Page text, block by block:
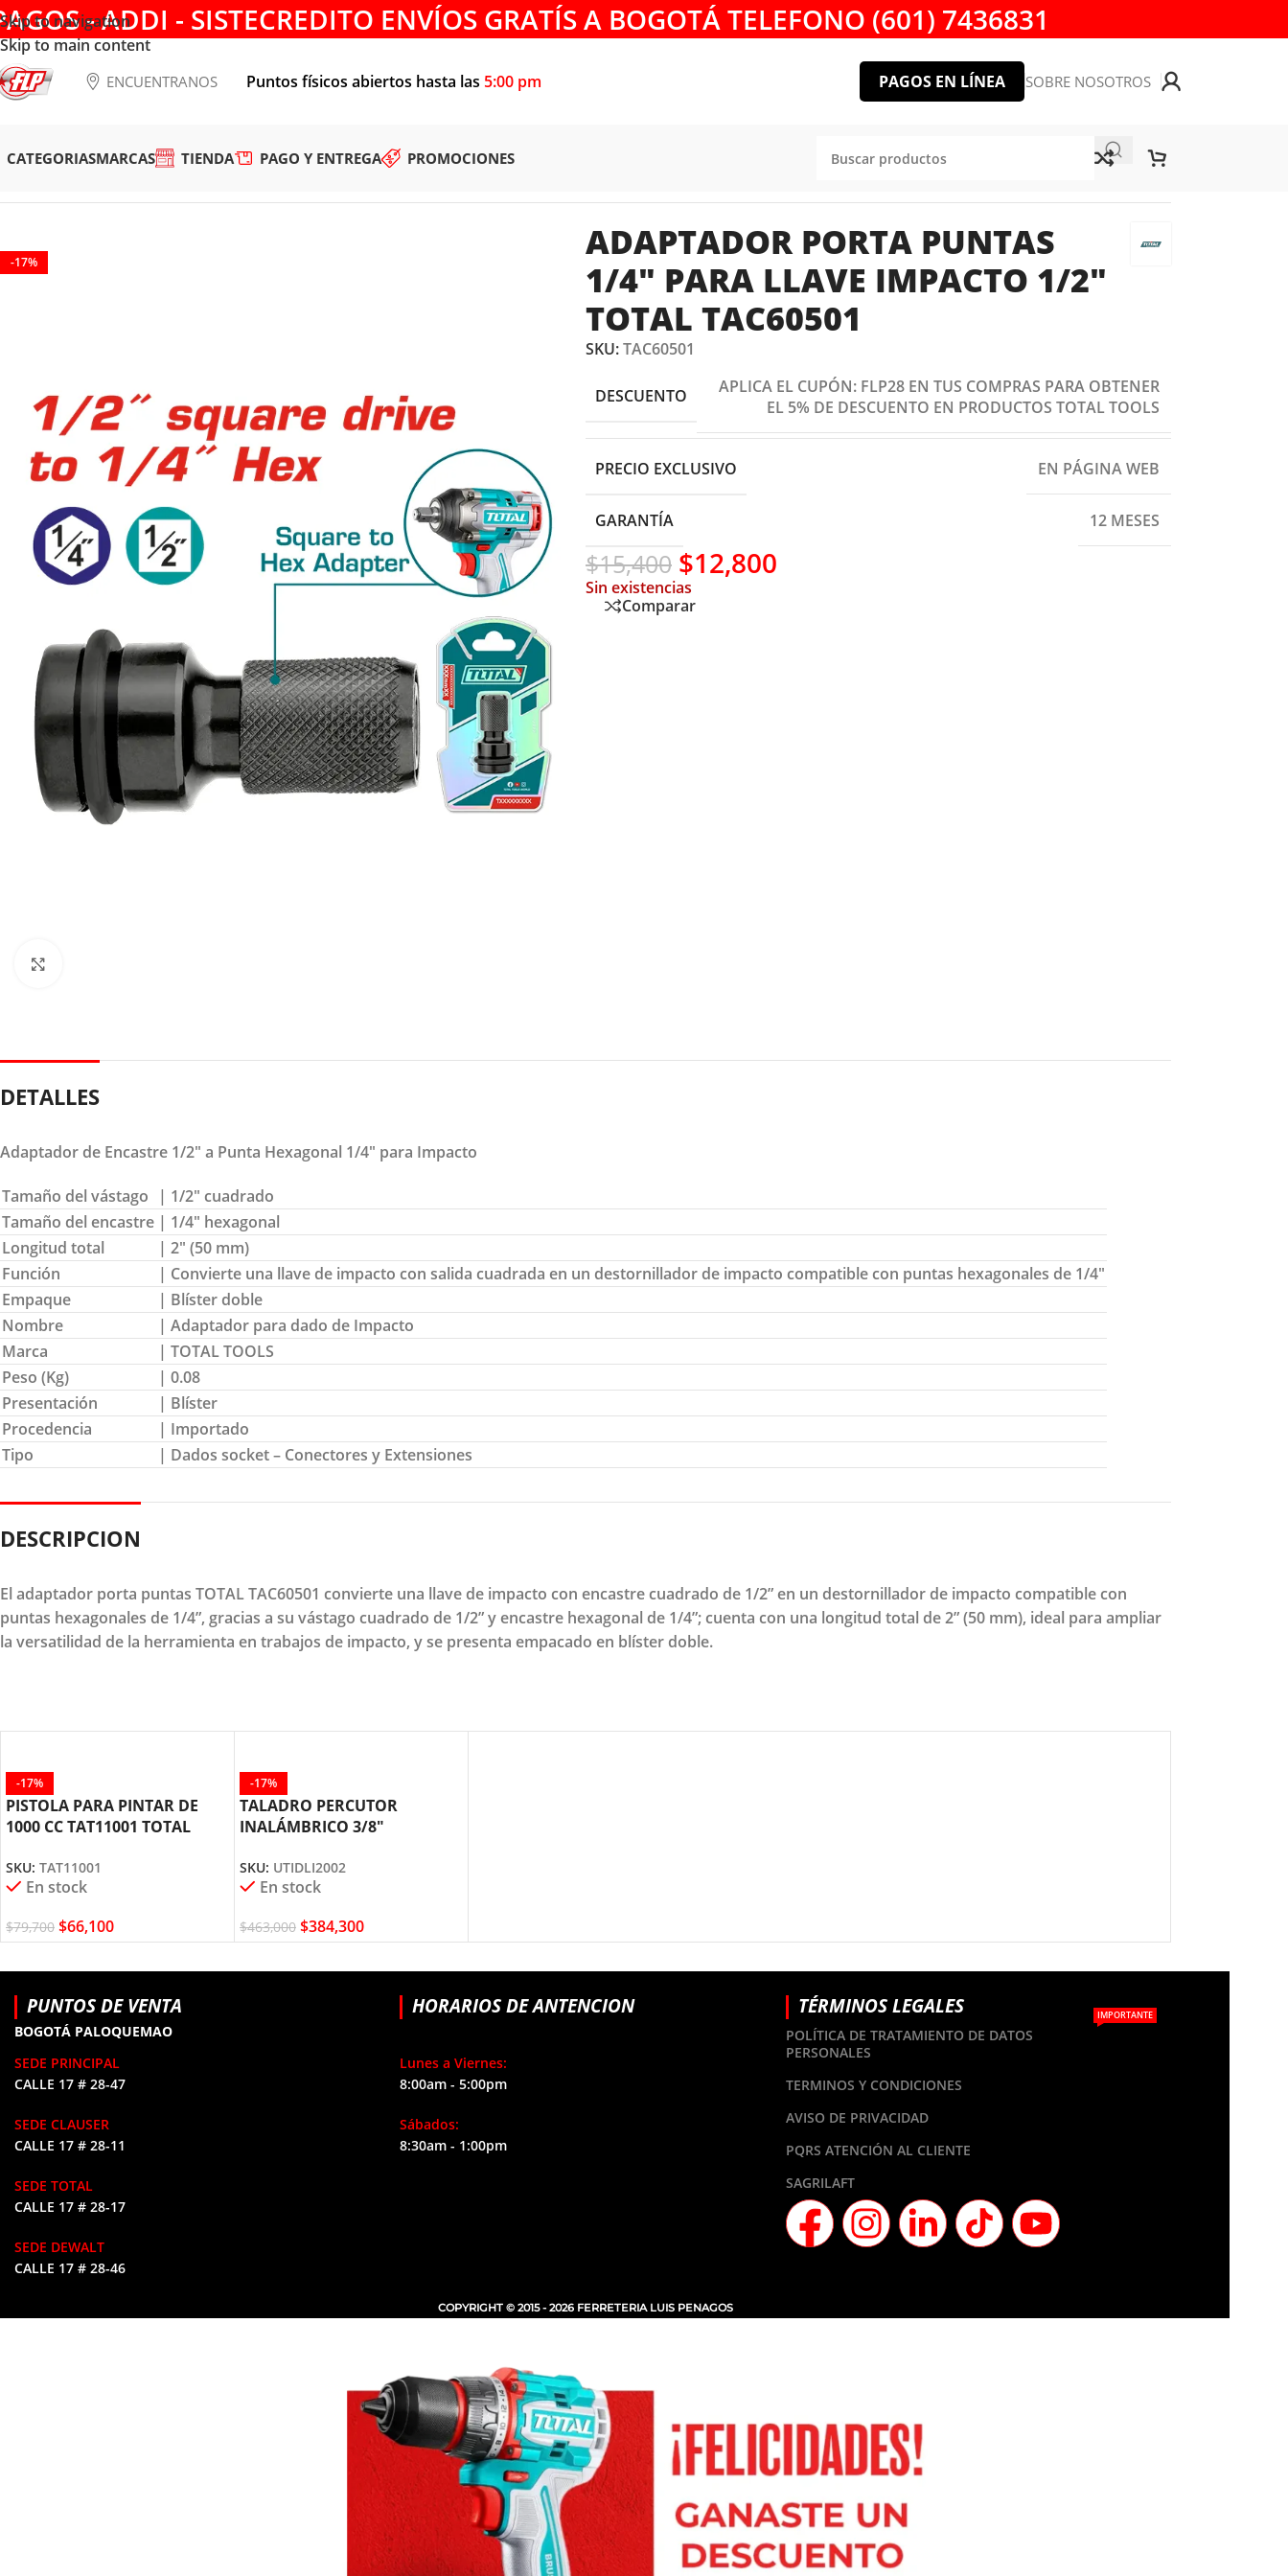
Skip to navigation
Skip to main content
- ADDI - SISTECREDITO ENVÍOS GRATÍS A BOGOTÁ TELEFONO (601) 7436831
ENCUENTRANOS Puntos físicos abiertos hasta las 5:00 pm PAGOS EN LÍNEA SOBRE NOSOTROS
CATEGORIASMARCAS TIENDA PAGO Y ENTREGA PROMOCIONES
-17%
ADAPTADOR PORTA PUNTAS
1/4″ PARA LLAVE IMPACTO 1/2″
TOTAL TAC60501
SKU:TAC60501
DESCUENTO
APLICA EL CUPÓN: FLP28 EN TUS COMPRAS PARA OBTENER
EL 5% DE DESCUENTO EN PRODUCTOS TOTAL TOOLS
PRECIO EXCLUSIVO EN PÁGINA WEB
GARANTÍA 12 MESES
$15,400 $12,800
Sin existencias
Comparar
DETALLES
Adaptador de Encastre 1/2″ a Punta Hexagonal 1/4″ para Impacto
Tamaño del vástago
| 1/2″ cuadrado
Tamaño del encastre | 1/4″ hexagonal
Longitud total
| 2″ (50 mm)
Función
| Convierte una llave de impacto con salida cuadrada en un destornillador de impacto compatible con puntas hexagonales de 1/4″
Empaque
| Blíster doble
Nombre
| Adaptador para dado de Impacto
Marca
| TOTAL TOOLS
Peso (Kg)
| 0.08
Presentación
| Blíster
Procedencia
| Importado
Tipo
| Dados socket – Conectores y Extensiones
DESCRIPCION
El adaptador porta puntas TOTAL TAC60501 convierte una llave de impacto con encastre cuadrado de 1/2” en un destornillador de impacto compatible con
puntas hexagonales de 1/4”, gracias a su vástago cuadrado de 1/2” y encastre hexagonal de 1/4”; cuenta con una longitud total de 2” (50 mm), ideal para ampliar
la versatilidad de la herramienta en trabajos de impacto, y se presenta empacado en blíster doble.
-17%
PISTOLA PARA PINTAR DE
1000 CC TAT11001 TOTAL
SKU: TAT11001
En stock
$79,700 $66,100
-17%
TALADRO PERCUTOR
INALÁMBRICO 3/8″
SKU: UTIDLI2002
En stock
$463,000 $384,300
PUNTOS DE VENTA
BOGOTÁ PALOQUEMAO
SEDE PRINCIPAL
CALLE 17 # 28-47
SEDE CLAUSER
CALLE 17 # 28-11
SEDE TOTAL
CALLE 17 # 28-17
SEDE DEWALT
CALLE 17 # 28-46
HORARIOS DE ANTENCION
Lunes a Viernes:
8:00am - 5:00pm
Sábados:
8:30am - 1:00pm
TÉRMINOS LEGALES
POLÍTICA DE TRATAMIENTO DE DATOS
PERSONALES
IMPORTANTE
TERMINOS Y CONDICIONES
AVISO DE PRIVACIDAD
PQRS ATENCIÓN AL CLIENTE
SAGRILAFT
COPYRIGHT © 2015 - 2026 FERRETERIA LUIS PENAGOS